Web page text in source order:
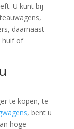
U kunt bij
daarnaast
huif of
te kopen, te
, bent u
hoge